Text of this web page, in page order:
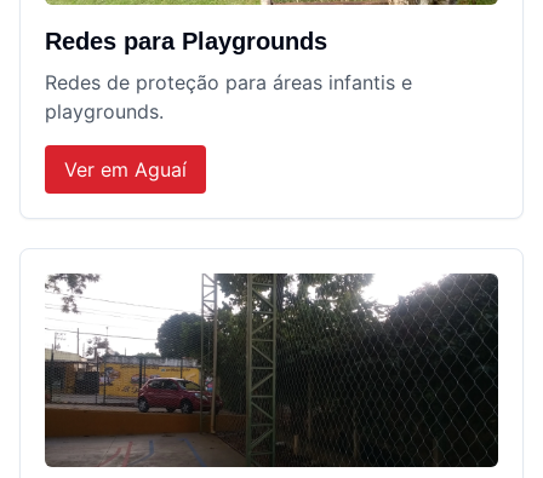
Redes para Playgrounds
Redes de proteção para áreas infantis e
playgrounds.
Ver em Aguaí